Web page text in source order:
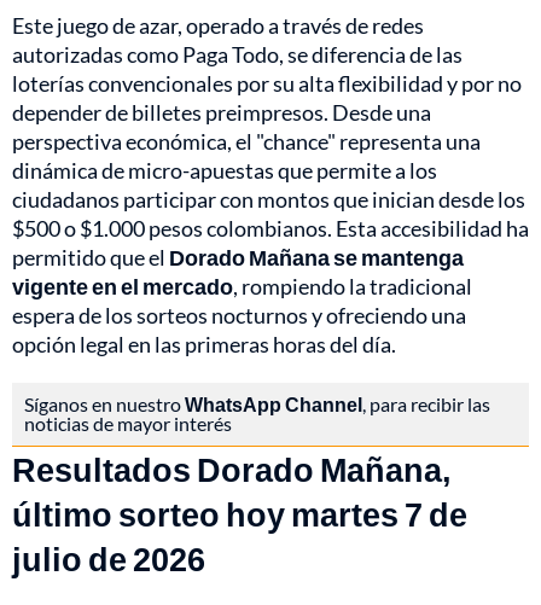
Este juego de azar, operado a través de redes
autorizadas como Paga Todo, se diferencia de las
loterías convencionales por su alta flexibilidad y por no
depender de billetes preimpresos. Desde una
perspectiva económica, el "chance" representa una
dinámica de micro-apuestas que permite a los
ciudadanos participar con montos que inician desde los
$500 o $1.000 pesos colombianos. Esta accesibilidad ha
permitido que el Dorado Mañana se mantenga
vigente en el mercado, rompiendo la tradicional
espera de los sorteos nocturnos y ofreciendo una
opción legal en las primeras horas del día.
Síganos en nuestroWhatsApp Channel, para recibir las
noticias de mayor interés
Resultados Dorado Mañana,
último sorteo hoy martes 7 de
julio de 2026